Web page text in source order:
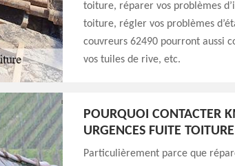
toiture, réparer vos problèmes
toiture, régler vos problèmes
couvreurs 62490 pourront aussi
vos tuiles de rive, etc.
POURQUOI CONTACTER
URGENCES FUITE
Particulièrement parce que